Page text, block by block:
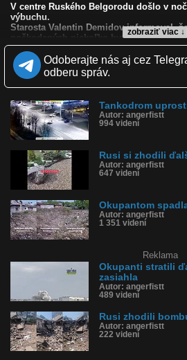
zobraziť viac ↓
V centre Ruského Belgorodu došlo v
výbuchu.
Starosta Valentin Demidov informoval,
poškodených niekoľko bytov.
Tlaková vlna odhodila auto na strechu
Ruské ministerstvo obrany
"Vo večerných hodinách 20. apríla počas
letectva nad mestom Belgorod, došlo k
munície,"
https://pbs.twimg.com/media/
Kvalita: Full HD
Krajina: Rusko 🇷🇺
Páči sa: 100% (7 hlasov)
Obľúbené: 1
Komentárov: 11
Dľžka: 0:51
Kategória: šokujúce
Tagy: ukrajina, rusko, vojna, invazia,
krater, stihacka, su-34, centrum, sidlisko,
Odoberajte nás aj cez
odberu správ.
Tankodrom
Autor: angerfistt
994 videní
Rusi si zhodili
Autor: angerfistt
647 videní
Okupantom
Autor: angerfistt
1 351 videní
Reklama
Okupanti stratili
zasiahla
Autor: angerfistt
489 videní
Rusi zhodili
Autor: angerfistt
222 videní